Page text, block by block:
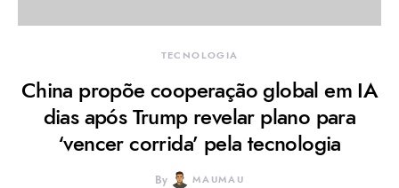
TECNOLOGIA
China propõe cooperação global em IA
dias após Trump revelar plano para
‘vencer corrida’ pela tecnologia
By MAUMAU